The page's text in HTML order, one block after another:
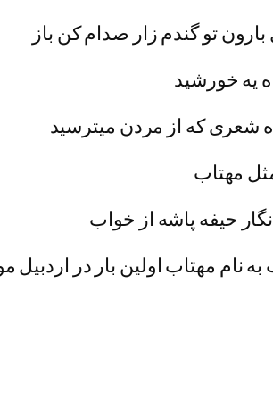
تو گندم زار صدام کن باز
یه خورشید
شعری که از مردن میترسید
مهتاب
حیفه پاشه از خواب
نام مهتاب اولین بار در اردبیل